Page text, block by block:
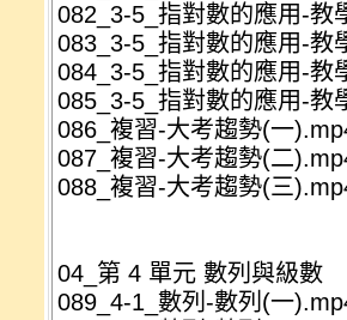
082_3-5_指對數的應用-教
083_3-5_指對數的應用-教
084_3-5_指對數的應用-教
085_3-5_指對數的應用-教
086_複習-大考趨勢(一
087_複習-大考趨勢(二
088_複習-大考趨勢(三
04_第 4 單元 數列與級數
089_4-1_數列-數列(一